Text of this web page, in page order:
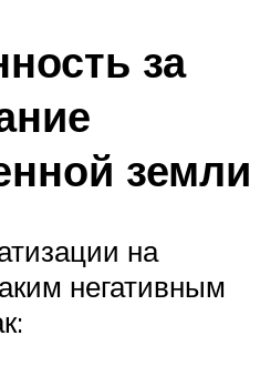
за
земли
на
негативным